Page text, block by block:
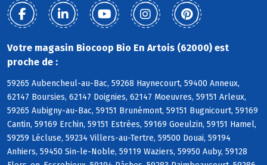
Votre magasin Biocoop Bio En Artois (62000) est
proche de :
59265 Aubencheul-au-Bac, 59268 Haynecourt, 59400 Anneux,
62147 Boursies, 62147 Doignies, 62147 Moeuvres, 59151 Arleux,
59265 Aubigny-au-Bac, 59151 Brunémont, 59151 Bugnicourt, 59169
Cantin, 59169 Erchin, 59151 Estrées, 59169 Goeulzin, 59151 Hamel,
59259 Lécluse, 59234 Villers-au-Tertre, 59500 Douai, 59194
Anhiers, 59450 Sin-le-Noble, 59119 Waziers, 59950 Auby, 59128